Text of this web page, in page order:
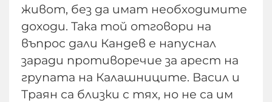
живот, без да имат необходимите
доходи. Така той отговори на
въпрос дали Кандев е напуснал
заради противоречие за арест на
групата на Калашниците. Васил и
Траян са близки с тях, но не са им